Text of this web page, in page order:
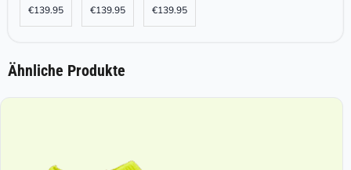
€139.95 €139.95 €139.95
Ähnliche Produkte